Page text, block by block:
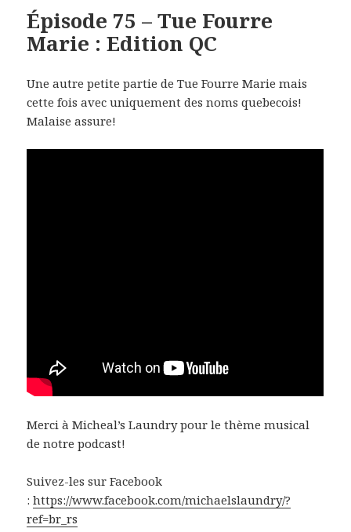
Épisode 75 – Tue Fourre
Marie : Edition QC
Une autre petite partie de Tue Fourre Marie mais
cette fois avec uniquement des noms quebecois!
Malaise assure!
Merci à Micheal’s Laundry pour le thème musical
de notre podcast!
Suivez-les sur Facebook
:https://www.facebook.com/michaelslaundry/?
ref=br_rs